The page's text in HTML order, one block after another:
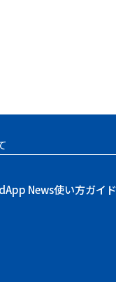
News使い方ガイド